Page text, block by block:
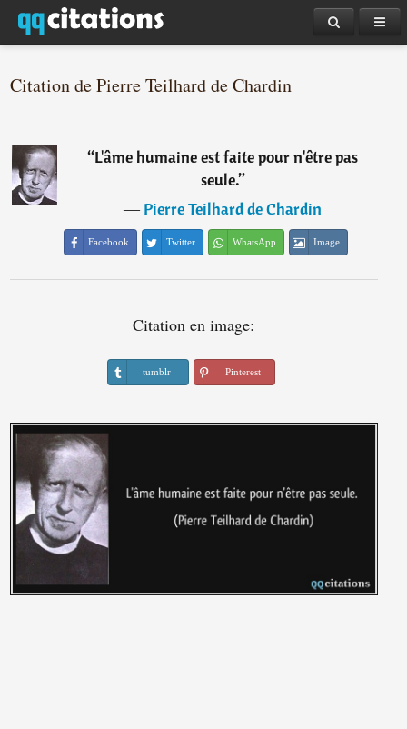
Citation de Pierre Teilhard de Chardin
“L'âme humaine est faite pour n'être pas
seule.”
―Pierre Teilhard de Chardin
Facebook Twitter WhatsApp Image
Citation en image:
tumblr Pinterest